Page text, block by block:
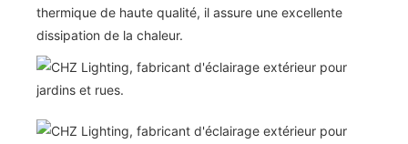
thermique de haute qualité, il assure une excellente
dissipation de la chaleur.